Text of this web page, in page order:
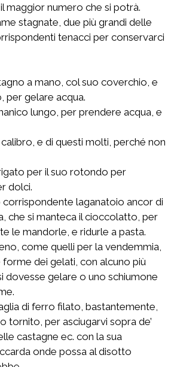
maggior numero che si potrà.
stagnate, due più grandi delle
tenacci per conservarci
a mano, col suo coverchio, e
per gelare acqua.
lungo, per prendere acqua, e
e di questi molti, perché non
per il suo rotondo per
dolci.
corrispondente laganatoio ancor di
che si manteca il cioccolatto, per
le mandorle, e ridurle a pasta.
come quelli per la vendemmia,
dei gelati, con alcuno più
dovesse gelare o uno schiumone
di ferro filato, bastantemente,
tornito, per asciugarvi sopra de’
castagne ec. con la sua
onde possa al disotto